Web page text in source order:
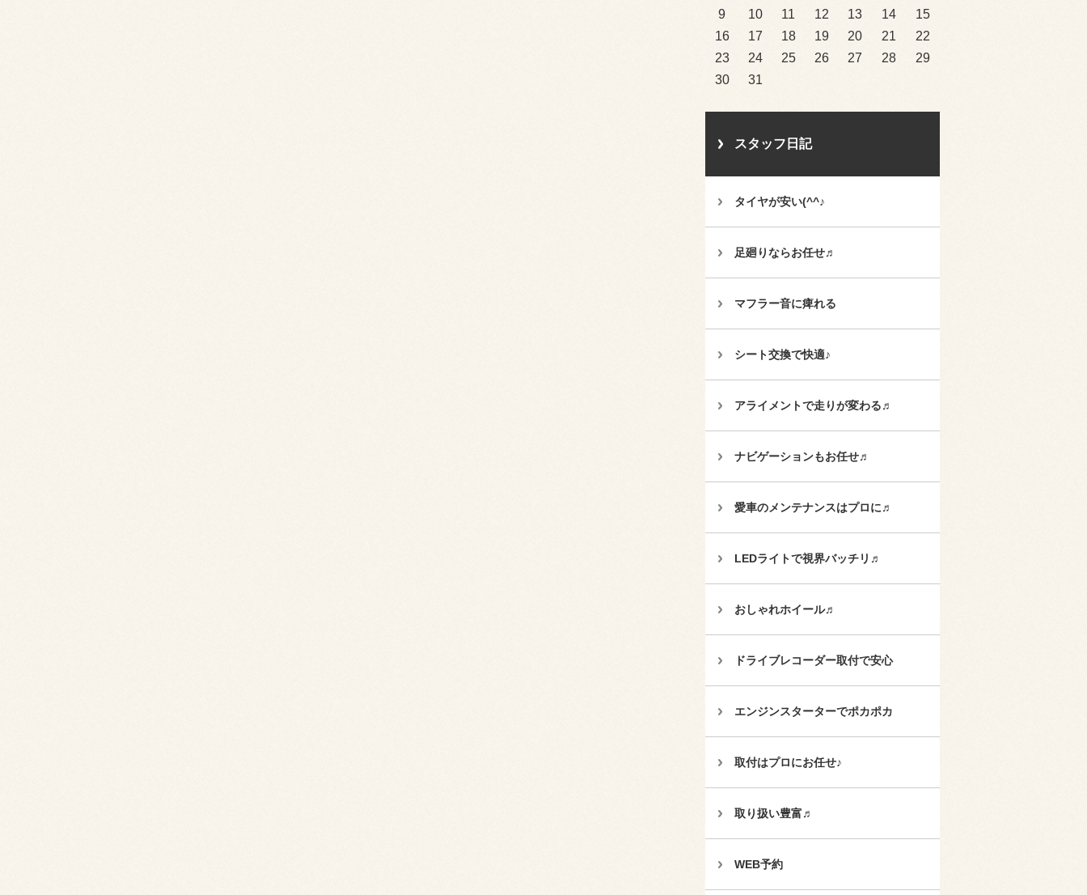
9
10 11 12 13 14
15
16
17 18 19 20 21
22
23
24 25 26 27 28
29
30
31
スタッフ日記
タイヤが安い(^^♪
足廻りならお任せ♬
マフラー音に痺れる
シート交換で快適♪
アライメントで走りが変わる♬
ナビゲーションもお任せ♬
愛車のメンテナンスはプロに♬
LEDライトで視界バッチリ♬
おしゃれホイール♬
ドライブレコーダー取付で安心
エンジンスターターでポカポカ
取付はプロにお任せ♪
取り扱い豊富♬
WEB予約